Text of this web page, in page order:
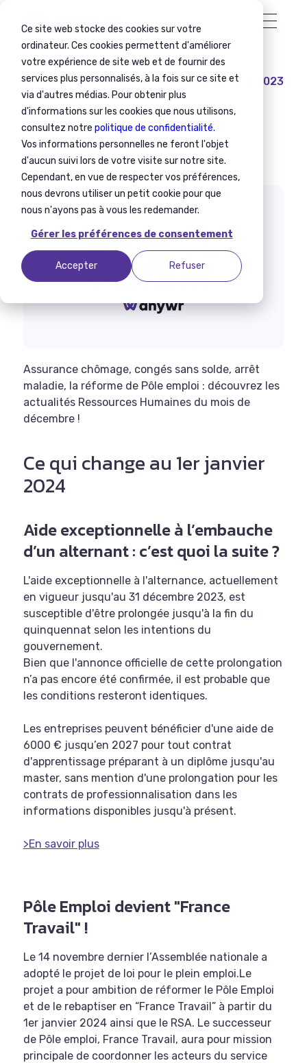
Ce site web stocke des cookies sur votre
ordinateur. Ces cookies permettent d'améliorer
votre expérience de site web et de fournir des
services plus personnalisés, à la fois sur ce site et
via d'autres médias. Pour obtenir plus
d'informations sur les cookies que nous utilisons,
consultez notre politique de confidentialité.
Vos informations personnelles ne feront l'objet
d'aucun suivi lors de votre visite sur notre site.
Cependant, en vue de respecter vos préférences,
nous devrons utiliser un petit cookie pour que
nous n'ayons pas à vous les redemander.
Gérer les préférences de consentement
Accepter Refuser
RH Revue de presse 4 décembre 2023
Revue de presse RH
décembre 2023
Assurance chômage, congés sans solde, arrêt
maladie, la réforme de Pôle emploi : découvrez les
actualités Ressources Humaines du mois de
décembre !
Ce qui change au 1er janvier
2024
Aide exceptionnelle à l’embauche
d’un alternant : c’est quoi la suite ?
L'aide exceptionnelle à l'alternance, actuellement
en vigueur jusqu'au 31 décembre 2023, est
susceptible d'être prolongée jusqu'à la fin du
quinquennat selon les intentions du
gouvernement.
Bien que l'annonce officielle de cette prolongation
n’a pas encore été confirmée, il est probable que
les conditions resteront identiques.
Les entreprises peuvent bénéficier d'une aide de
6000 € jusqu’en 2027 pour tout contrat
d'apprentissage préparant à un diplôme jusqu'au
master, sans mention d'une prolongation pour les
contrats de professionnalisation dans les
informations disponibles jusqu'à présent.
>En savoir plus
Pôle Emploi devient "France
Travail" !
Le 14 novembre dernier l’Assemblée nationale a
adopté le projet de loi pour le plein emploi.Le
projet a pour ambition de réformer le Pôle Emploi
et de le rebaptiser en “France Travail” à partir du
1er janvier 2024 ainsi que le RSA. Le successeur
de Pôle emploi, France Travail, aura pour mission
principale de coordonner les acteurs du service